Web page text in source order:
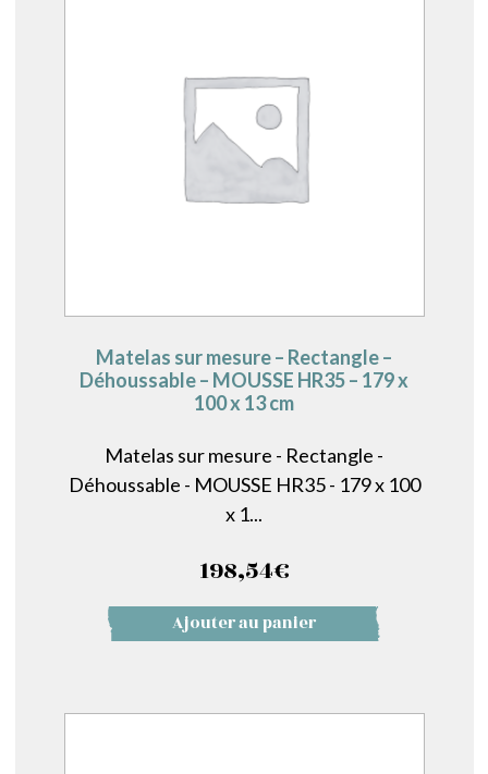
Matelas sur mesure – Rectangle –
Déhoussable – MOUSSE HR35 – 179 x
100 x 13 cm
Matelas sur mesure - Rectangle -
Déhoussable - MOUSSE HR35 - 179 x 100
x 1...
198,54€
Ajouter au panier